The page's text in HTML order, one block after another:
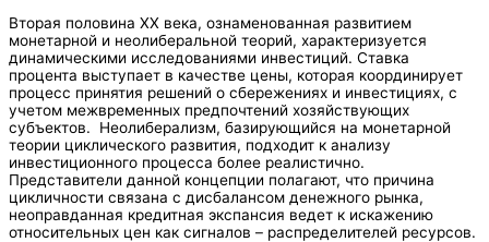
Вторая половина XX века, ознаменованная развитием
монетарной и неолиберальной теорий, характеризуется
динамическими исследованиями инвестиций. Ставка
процента выступает в качестве цены, которая координирует
процесс принятия решений о сбережениях и инвестициях, с
учетом межвременных предпочтений хозяйствующих
субъектов. Неолиберализм, базирующийся на монетарной
теории циклического развития, подходит к анализу
инвестиционного процесса более реалистично.
Представители данной концепции полагают, что причина
цикличности связана с дисбалансом денежного рынка,
неоправданная кредитная экспансия ведет к искажению
относительных цен как сигналов – распределителей ресурсов.